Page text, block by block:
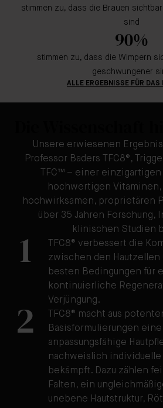
stimmen zu, dass die Brauen
sind
90%
stimmen zu, dass die Wimpern
geschwungener
ALLE ERGEBNISSE FÜR DAS
Unsere erwiesenen
Professor Baders TFC8®,
TFC™ – einer einzigartigen
hochwertigen Vitaminen,
hochwirksamen, proprietären
über 35 Jahren Forschung,
klinischen Studien
1
TFC8® verbessert die
zwischen den Hautzellen
besten Bedingungen für
kontinuierliche
Verjüngung.
2
TFC8® macht aus
Basisformulierungen
anpassungsfähige
nachweislich individuelle
bekämpft. Dazu zählen
Falten, ein
unebene Hautstruktur,